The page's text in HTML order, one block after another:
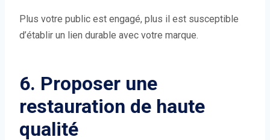
Plus votre public est engagé, plus il est susceptible
d’établir un lien durable avec votre marque.
6. Proposer une
restauration de haute
qualité